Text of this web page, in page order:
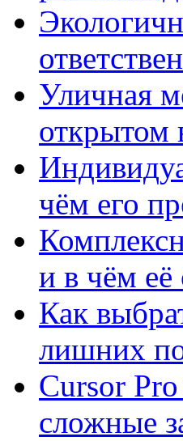
Уличная
открытом
чём его
и в чём её
Как
лишних
Cursor Pro
сложные